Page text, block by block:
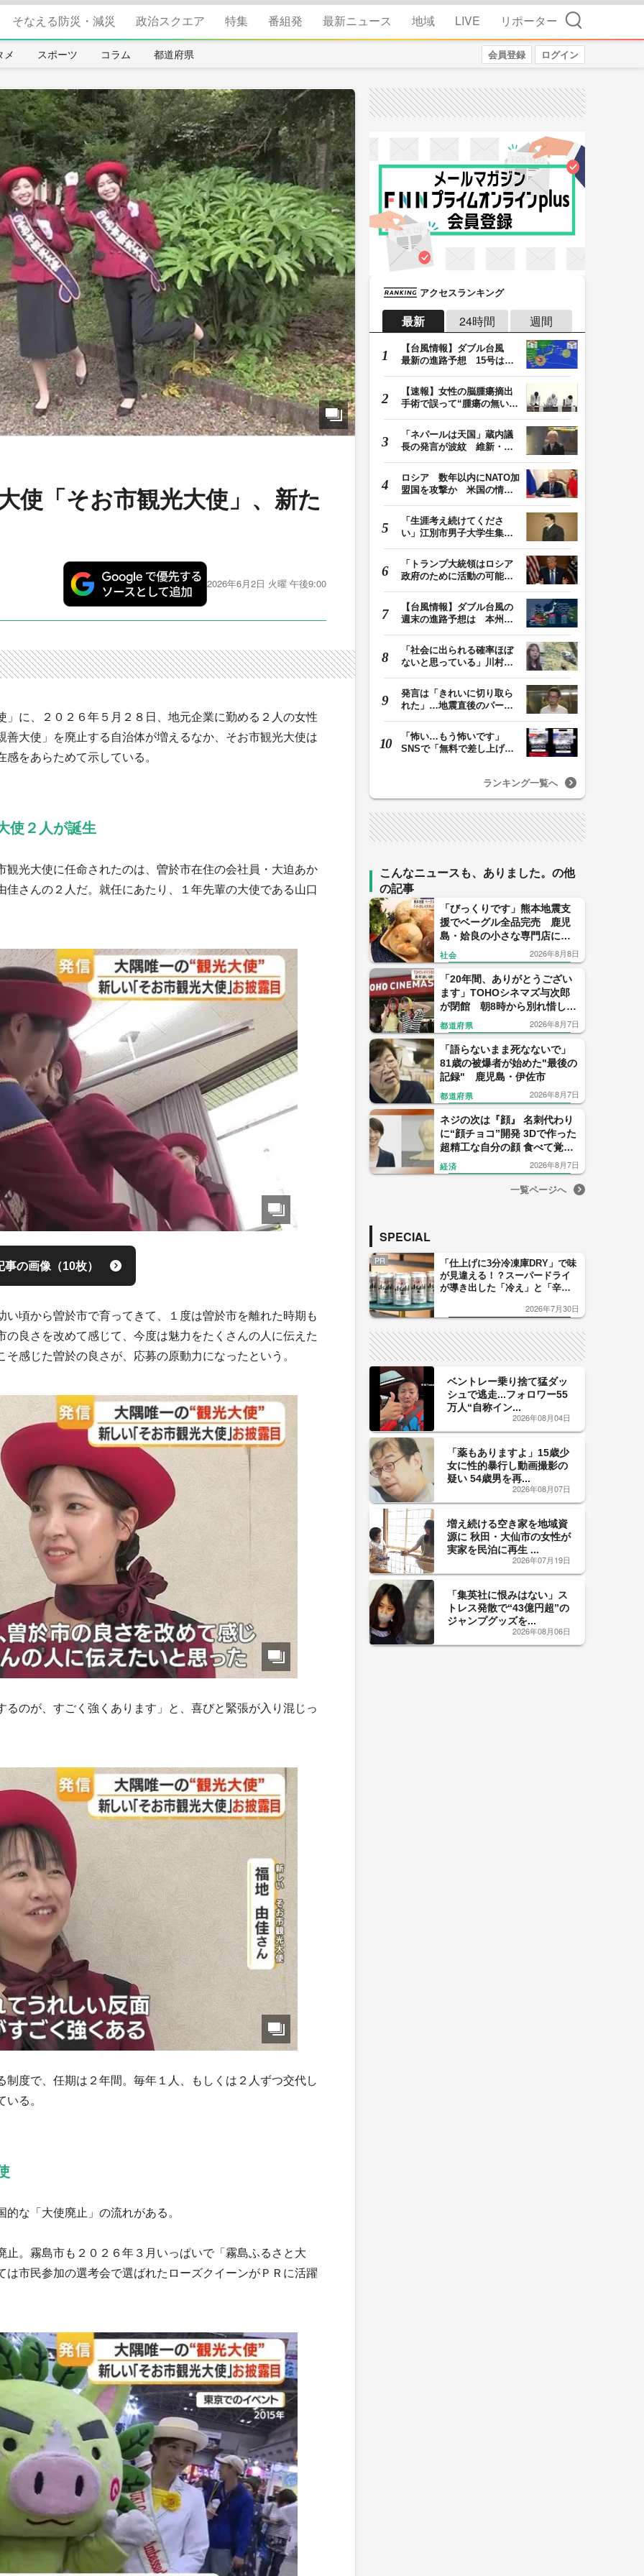
そなえる防災・減災 政治スクエア 特集 番組発 最新ニュース 地域 LIVE リポーター 検索
メ スポーツ コラム 都道府県 会員登録 ログイン
使「そお市観光大使」、新た
2026年6月2日 火曜 午後9:00
に、２０２６年５月２８日、地元企業に勤める２人の女性
大使」を廃止する自治体が増えるなか、そお市観光大使は
をあらためて示している。
使２人が誕生
光大使に任命されたのは、曽於市在住の会社員・大迫あか
さんの２人だ。就任にあたり、１年先輩の大使である山口
事の画像（10枚）
頃から曽於市で育ってきて、１度は曽於市を離れた時期も
良さを改めて感じて、今度は魅力をたくさんの人に伝えた
感じた曽於の良さが、応募の原動力になったという。
のが、すごく強くあります」と、喜びと緊張が入り混じっ
度で、任期は２年間。毎年１人、もしくは２人ずつ交代し
る。
な「大使廃止」の流れがある。
。霧島市も２０２６年３月いっぱいで「霧島ふるさと大
市民参加の選考会で選ばれたローズクイーンがＰＲに活躍
アクセスランキング
最新 24時間 週間
【台風情報】ダブル台風
最新の進路予想 15号は北
【速報】女性の脳腫瘍摘出
手術で誤って“腫瘍の無い部
「ネパールは天国」蔵内議
長の発言が波紋 維新・吉
ロシア 数年以内にNATO加
盟国を攻撃か 米国の情報
「生涯考え続けてくださ
い」江別市男子大学生集団
「トランプ大統領はロシア
政府のために活動の可能
【台風情報】ダブル台風の
週末の進路予想は 本州は
「社会に出られる確率ほぼ
ないと思っている」川村葉
発言は「きれいに切り取ら
れた」…地震直後のパーテ
「怖い…もう怖いです」
SNSで「無料で差し上げま
ランキング一覧へ
こんなニュースも、ありました。の他
の記事
「びっくりです」熊本地震支
援でベーグル全品完売 鹿児
島・姶良の小さな専門店に
人々が集った理由
社会 2026年8月8日
「20年間、ありがとうござい
ます」TOHOシネマズ与次郎
が閉館 朝8時から別れ惜しむ
ファンも【鹿児島】
都道府県 2026年8月7日
「語らないまま死なないで」
81歳の被爆者が始めた"最後の
記録" 鹿児島・伊佐市
都道府県 2026年8月7日
ネジの次は『顔』 名刺代わり
に“顔チョコ”開発 3Dで作った
超精工な自分の顔 食べて覚え
て！【福岡発】
経済 2026年8月7日
一覧ページへ
SPECIAL
PR
「仕上げに3分冷凍庫DRY」で味
が見違える！？スーパードライ
が導き出した「冷え」と「辛
した「辛口カーブ」が飲み頃の
2026年7月30日
ベントレー乗り捨て猛ダッ
シュで逃走...フォロワー55
万人“自称イン...
2026年08月04日
「薬もありますよ」15歳少
女に性的暴行し動画撮影の
疑い 54歳男を再...
2026年08月07日
増え続ける空き家を地域資
源に 秋田・大仙市の女性が
実家を民泊に再生 ...
2026年07月19日
「集英社に恨みはない」ス
トレス発散で“43億円超”の
ジャンプグッズを...
2026年08月06日